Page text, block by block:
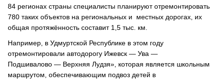
84 регионах страны специалисты планируют отремонтировать
780 таких объектов на региональных и местных дорогах, их
общая протяжённость составит 1,5 тыс. км.
Например, в Удмуртской Республике в этом году
отремонтировали автодорогу Ижевск — Ува —
Подшивалово — Верхняя Лудзя», которая является школьным
маршрутом, обеспечивающим подвоз детей в